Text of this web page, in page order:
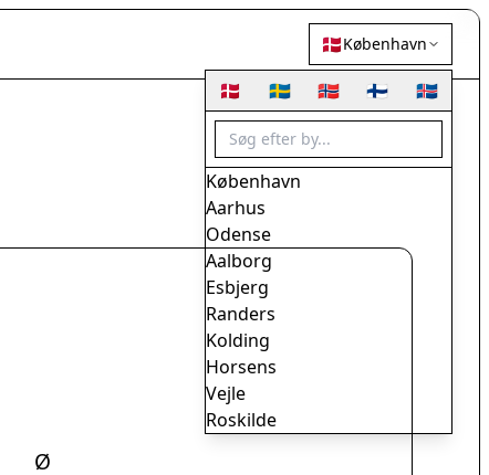
🇩🇰København
🇩🇰 🇸🇪 🇳🇴 🇫🇮 🇮🇸
København
Aarhus
Odense
Aalborg
Esbjerg
Randers
Kolding
Horsens
Vejle
Roskilde
Ø